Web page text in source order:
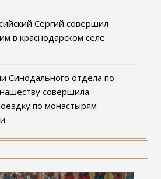
Сергий совершил
в краснодарском селе
Синодального отдела по
совершила
по монастырям